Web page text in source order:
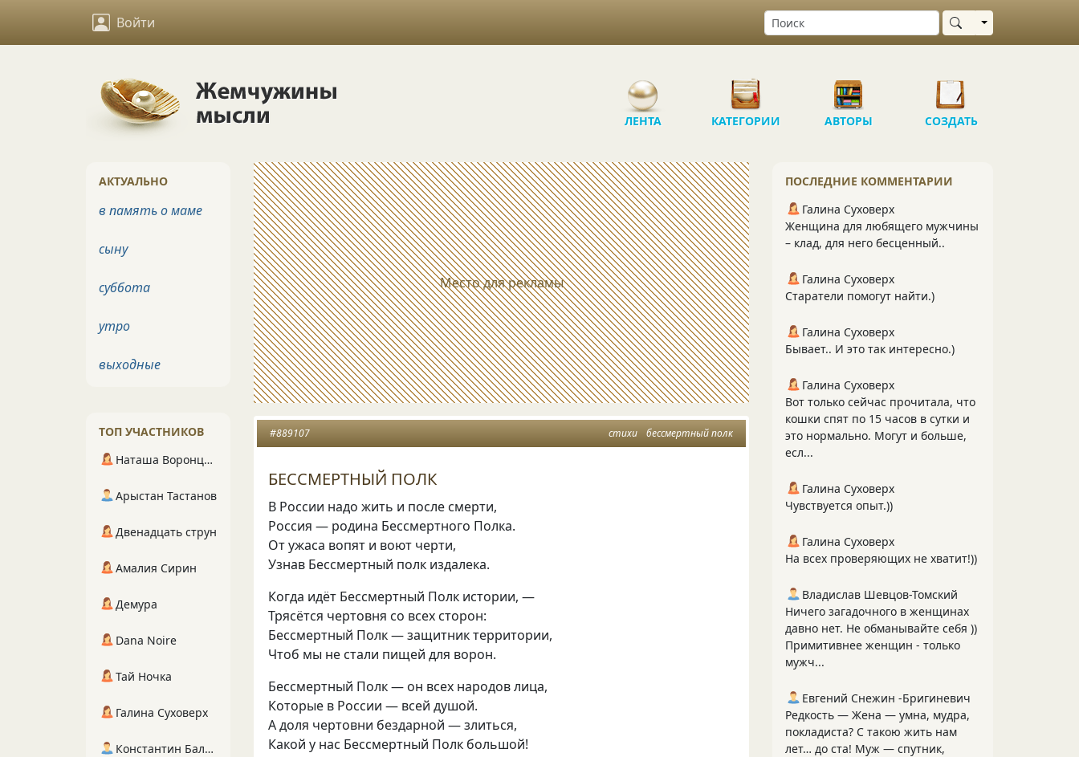
Войти Выбрать область
ЛЕНТА КАТЕГОРИИ АВТОРЫ СОЗДАТЬ
Место для рекламы
стихи бессмертный полк
#889107
БЕССМЕРТНЫЙ ПОЛК
В России надо жить и после смерти,
Россия — родина Бессмертного Полка.
От ужаса вопят и воют черти,
Узнав Бессмертный полк издалека.
Когда идёт Бессмертный Полк истории, —
Трясётся чертовня со всех сторон:
Бессмертный Полк — защитник территории,
Чтоб мы не стали пищей для ворон.
Бессмертный Полк — он всех народов лица,
Которые в России — всей душой.
А доля чертовни бездарной — злиться,
Какой у нас Бессмертный Полк большой!
ПОСЛЕДНИЕ КОММЕНТАРИИ
Галина Суховерх
Женщина для любящего мужчины
– клад, для него бесценный..
Галина Суховерх
Старатели помогут найти.)
Галина Суховерх
Бывает.. И это так интересно.)
Галина Суховерх
Вот только сейчас прочитала, что
кошки спят по 15 часов в сутки и
это нормально. Могут и больше,
есл...
Галина Суховерх
Чувствуется опыт.))
Галина Суховерх
На всех проверяющих не хватит!))
Владислав Шевцов-Томский
Ничего загадочного в женщинах
давно нет. Не обманывайте себя ))
Примитивнее женщин - только
мужч...
Евгений Снежин -Бригиневич
Редкость — Жена — умна, мудра,
покладиста? С такою жить нам
лет… до ста! Муж — спутник,
АКТУАЛЬНО
в память о маме
сыну
суббота
утро
выходные
ТОП УЧАСТНИКОВ
Наташа Воронцова
Арыстан Тастанов
Двенадцать струн
Амалия Сирин
Демура
Dana Noire
Тай Ночка
Галина Суховерх
Константин Балухта